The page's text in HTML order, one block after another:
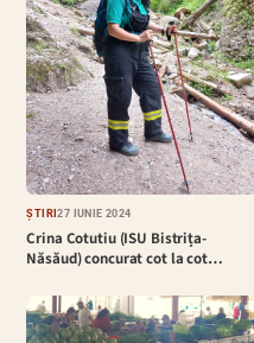
ȘTIRI27 IUNIE 2024
Crina Cotutiu (ISU Bistrița-
Năsăud) concurat cot la cot…